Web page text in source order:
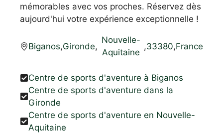
mémorables avec vos proches. Réservez dès
aujourd'hui votre expérience exceptionnelle !
Biganos,Gironde,
Nouvelle-
Aquitaine
,33380,France
Centre de sports d'aventure à Biganos
Centre de sports d'aventure dans la
Gironde
Centre de sports d'aventure en Nouvelle-
Aquitaine